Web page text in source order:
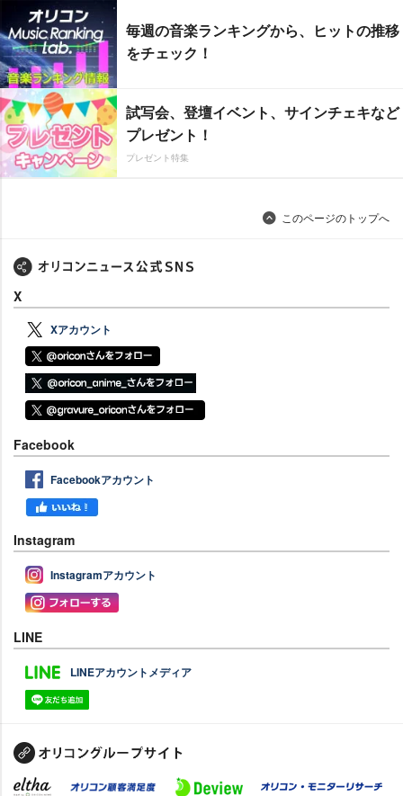
毎週の音楽ランキングから、ヒットの推移
をチェック！
試写会、登壇イベント、サインチェキなど
プレゼント！
プレゼント特集
このページのトップへ
X
Xアカウント
Facebook
Facebookアカウント
Instagram
Instagramアカウント
LINE
LINEアカウントメディア